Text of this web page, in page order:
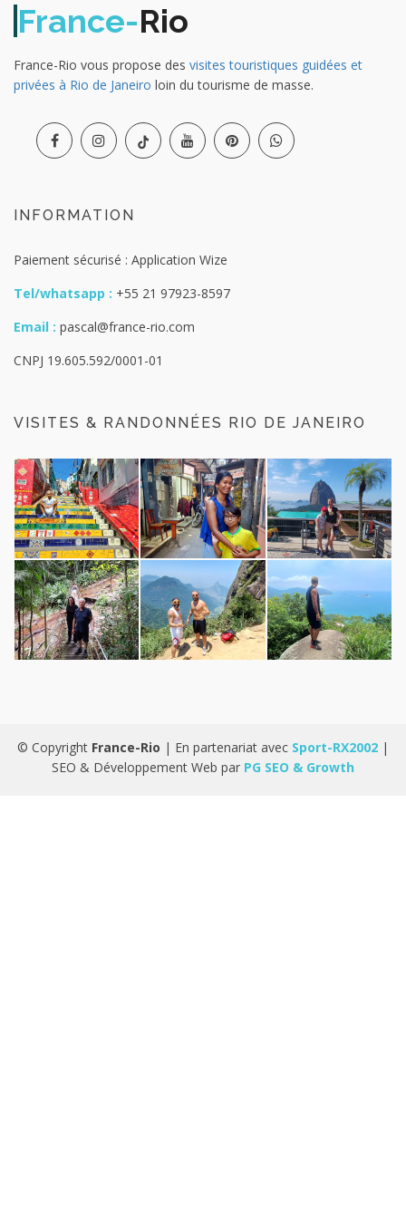
France-Rio
France-Rio vous propose des visites touristiques guidées et
privées à Rio de Janeiro loin du tourisme de masse.
INFORMATION
Paiement sécurisé : Application Wize
Tel/whatsapp : +55 21 97923-8597
Email : pascal@france-rio.com
CNPJ 19.605.592/0001-01
VISITES & RANDONNÉES RIO DE JANEIRO
© Copyright France-Rio | En partenariat avec Sport-RX2002 |
SEO & Développement Web par PG SEO & Growth